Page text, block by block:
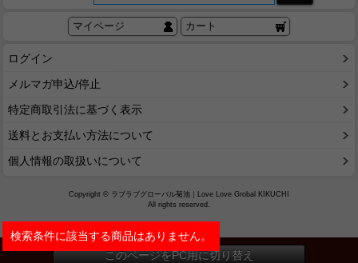
検索条件に該当する商品はありません。
マイページ カート
ログイン
メルマガ申込/停止
特定商取引法に基づく表示
送料とお支払い方法について
個人情報の取扱いについて
Copyright © ラブラブグローバル菊池｜Love Love Grobal KIKUCHI
All rights reserved.
このページをPC用に切り替え